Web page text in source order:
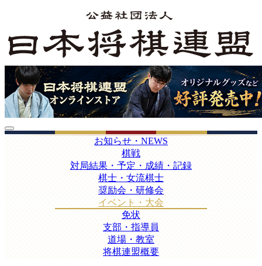
お知らせ・NEWS
棋戦
対局結果・予定・成績・記録
棋士・女流棋士
奨励会・研修会
イベント・大会
免状
支部・指導員
道場・教室
将棋連盟概要